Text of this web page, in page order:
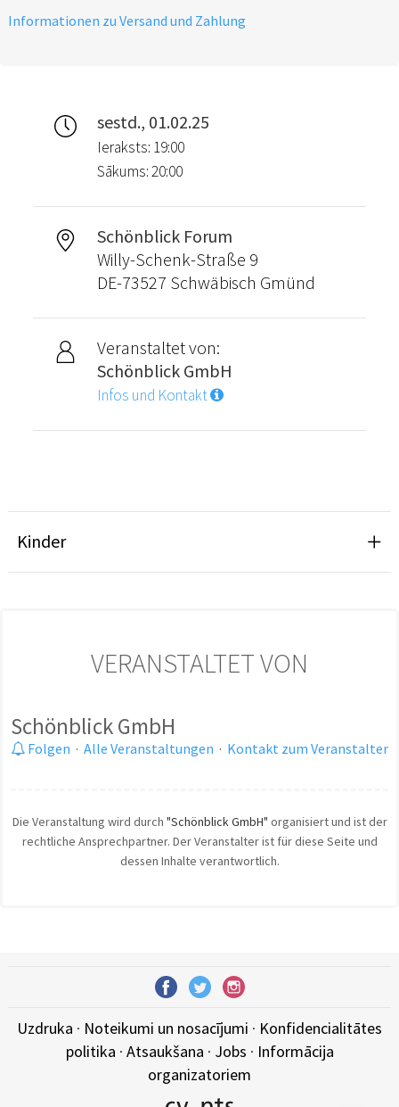
Informationen zu Versand und Zahlung
sestd., 01.02.25
Ieraksts: 19:00
Sākums: 20:00
Schönblick Forum
Willy-Schenk-Straße 9
DE-73527 Schwäbisch Gmünd
Veranstaltet von:
Schönblick GmbH
Infos und Kontakt
Kinder
VERANSTALTET VON
Schönblick GmbH
Folgen · Alle Veranstaltungen · Kontakt zum Veranstalter
Die Veranstaltung wird durch "Schönblick GmbH" organisiert und ist der
rechtliche Ansprechpartner. Der Veranstalter ist für diese Seite und
dessen Inhalte verantwortlich.
Uzdruka · Noteikumi un nosacījumi · Konfidencialitātes
politika · Atsaukšana · Jobs · Informācija
organizatoriem